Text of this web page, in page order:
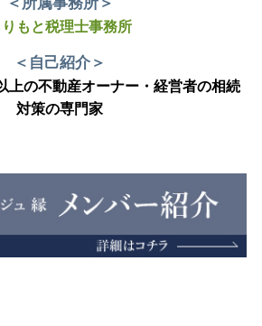
りもと税理士事務所
＜自己紹介＞
上の不動産オーナー・経営者の相続
対策の専門家